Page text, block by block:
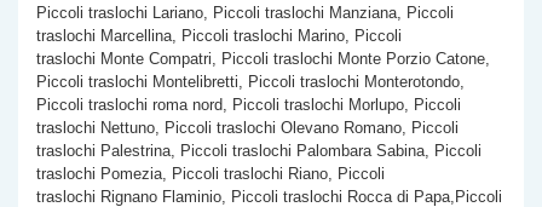
Piccoli traslochi Lariano, Piccoli traslochi Manziana, Piccoli
traslochi Marcellina, Piccoli traslochi Marino, Piccoli
traslochi Monte Compatri, Piccoli traslochi Monte Porzio Catone,
Piccoli traslochi Montelibretti, Piccoli traslochi Monterotondo,
Piccoli traslochi roma nord, Piccoli traslochi Morlupo, Piccoli
traslochi Nettuno, Piccoli traslochi Olevano Romano, Piccoli
traslochi Palestrina, Piccoli traslochi Palombara Sabina, Piccoli
traslochi Pomezia, Piccoli traslochi Riano, Piccoli
traslochi Rignano Flaminio, Piccoli traslochi Rocca di Papa,Piccoli